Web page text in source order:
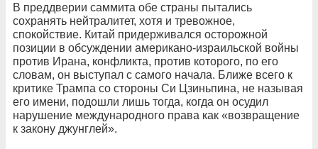
В преддверии саммита обе страны пытались
сохранять нейтралитет, хотя и тревожное,
спокойствие. Китай придерживался осторожной
позиции в обсуждении американо-израильской войны
против Ирана, конфликта, против которого, по его
словам, он выступал с самого начала. Ближе всего к
критике Трампа со стороны Си Цзиньпина, не называя
его имени, подошли лишь тогда, когда он осудил
нарушение международного права как «возвращение
к закону джунглей».